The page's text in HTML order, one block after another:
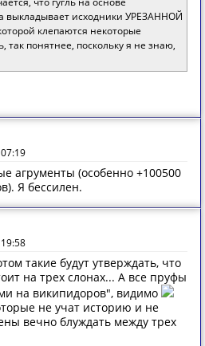
исходники УРЕЗАННОЙ
клепаются некоторые
так понятнее, поскольку я не знаю,
агрументы (особенно +100500
Я бессилен.
такие будут утверждать, что
на трех слонах... А все пруфы
на википидоров", видимо
не учат историю и не
вечно блуждать между трех